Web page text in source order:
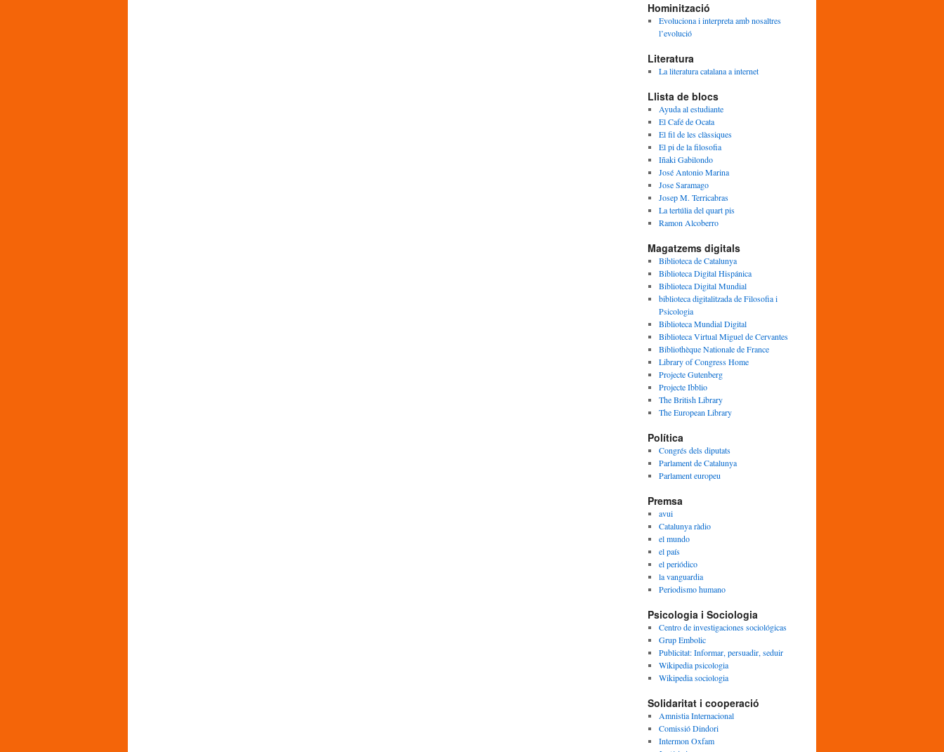
Hominització
Evoluciona i interpreta amb nosaltres
l’evolució
Literatura
La literatura catalana a internet
Llista de blocs
Ayuda al estudiante
El Café de Ocata
El fil de les clàssiques
El pi de la filosofia
Iñaki Gabilondo
José Antonio Marina
Jose Saramago
Josep M. Terricabras
La tertúlia del quart pis
Ramon Alcoberro
Magatzems digitals
Biblioteca de Catalunya
Biblioteca Digital Hispánica
Biblioteca Digital Mundial
biblioteca digitalitzada de Filosofia i
Psicologia
Biblioteca Mundial Digital
Biblioteca Virtual Miguel de Cervantes
Bibliothèque Nationale de France
Library of Congress Home
Projecte Gutenberg
Projecte Ibblio
The British Library
The European Library
Política
Congrés dels diputats
Parlament de Catalunya
Parlament europeu
Premsa
avui
Catalunya ràdio
el mundo
el país
el periódico
la vanguardia
Periodismo humano
Psicologia i Sociologia
Centro de investigaciones sociológicas
Grup Embolic
Publicitat: Informar, persuadir, seduir
Wikipedia psicologia
Wikipedia sociologia
Solidaritat i cooperació
Amnistia Internacional
Comissió Dindori
Intermon Oxfam